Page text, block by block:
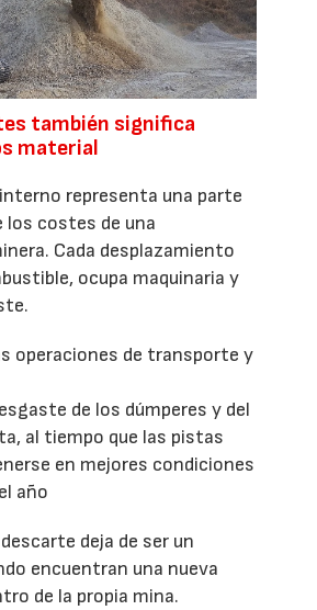
también significa
material
representa una parte
costes de una
Cada desplazamiento
ocupa maquinaria y
operaciones de transporte y
de los dúmperes y del
al tiempo que las pistas
en mejores condiciones
año
deja de ser un
encuentran una nueva
de la propia mina.